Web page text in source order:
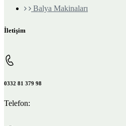
Balya Makinaları
İletişim
0332 81 379 98
Telefon: